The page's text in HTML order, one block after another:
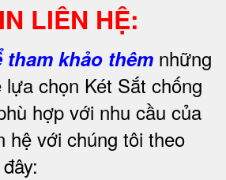
LIÊN HỆ:
tham khảo thêm những
chọn Két Sắt chống
hợp với nhu cầu của
hệ với chúng tôi theo